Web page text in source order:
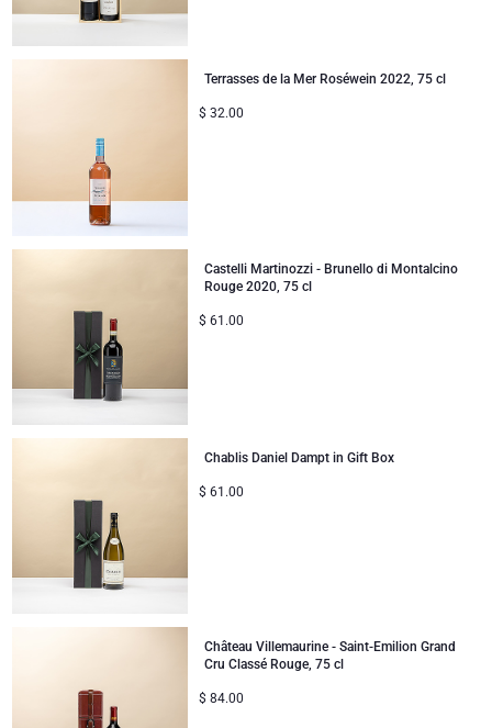
Neue Baby-Geschenke
Geschenke für Kinder
Weihnachtsgeschenke
Terrasses de la Mer Roséwein 2022, 75 cl
$ 32.00
Castelli Martinozzi - Brunello di Montalcino
Rouge 2020, 75 cl
$ 61.00
Chablis Daniel Dampt in Gift Box
$ 61.00
Château Villemaurine - Saint-Emilion Grand
Cru Classé Rouge, 75 cl
$ 84.00